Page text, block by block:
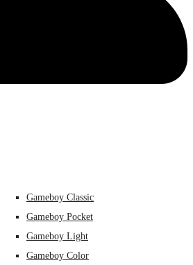
Gameboy Classic
Gameboy Pocket
Gameboy Light
Gameboy Color